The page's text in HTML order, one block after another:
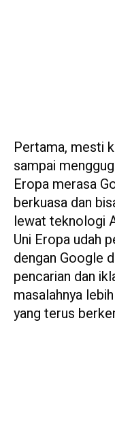
Pertama, mesti
sampai
Eropa merasa
berkuasa dan
lewat teknologi
Uni Eropa udah
dengan Google
pencarian dan
masalahnya
yang terus